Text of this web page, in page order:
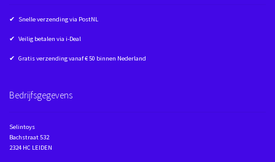
✔ Snelle verzending via PostNL
✔ Veilig betalen via i-Deal
✔ Gratis verzending vanaf € 50 binnen Nederland
Bedrijfsgegevens
Selintoys
Bachstraat 532
2324 HC LEIDEN